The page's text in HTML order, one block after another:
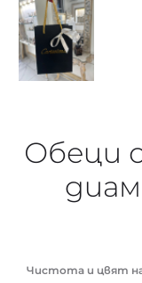
Обеци
Чистота и цвят